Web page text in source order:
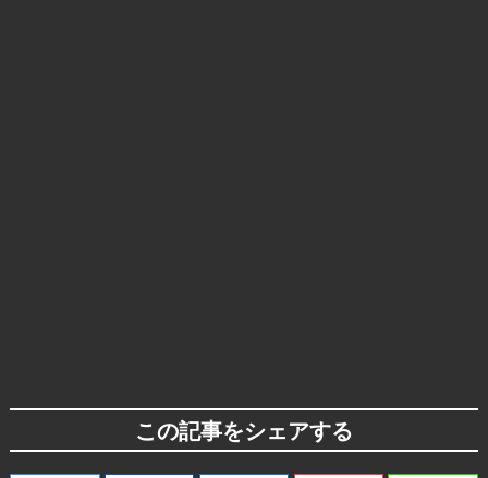
この記事をシェアする